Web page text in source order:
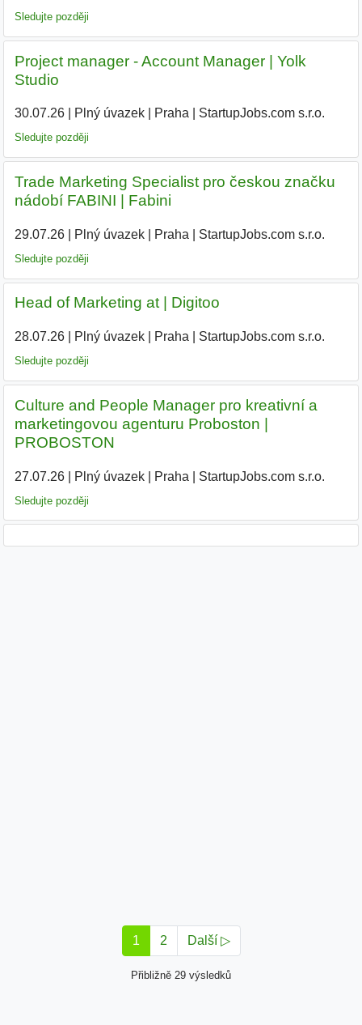
Sledujte později
Project manager - Account Manager | Yolk
Studio
30.07.26| Plný úvazek| Praha StartupJobs.com s.r.o.
Sledujte později
Trade Marketing Specialist pro českou značku
nádobí FABINI | Fabini
29.07.26| Plný úvazek| Praha StartupJobs.com s.r.o.
Sledujte později
Head of Marketing at | Digitoo
28.07.26| Plný úvazek| Praha StartupJobs.com s.r.o.
Sledujte později
Culture and People Manager pro kreativní a
marketingovou agenturu Proboston |
PROBOSTON
27.07.26| Plný úvazek| Praha StartupJobs.com s.r.o.
Sledujte později
1 2 Další ▷
Přibližně 29 výsledků